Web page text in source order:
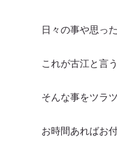
日々の事や思っ
これが古江と言
そんな事をツラ
お時間あればお